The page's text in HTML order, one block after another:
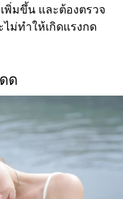
พิ่มขึ้น และต้องตรวจ
ม่ทำให้เกิดแรงกด
ด